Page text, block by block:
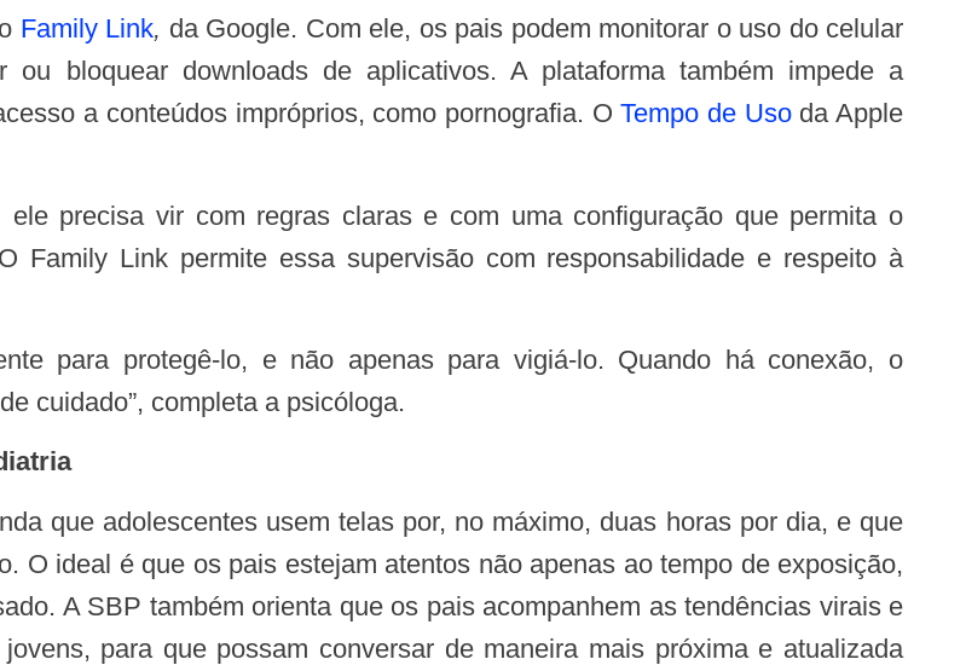
Family Link, da Google. Com ele, os pais podem monitorar o uso do celular
bloquear downloads de aplicativos. A plataforma também impede a
a conteúdos impróprios, como pornografia. OTempo de Usoda Apple
Family Link permite essa supervisão com responsabilidade e respeito à
cuidado”, completa a psicóloga.
O ideal é que os pais estejam atentos não apenas ao tempo de exposição,
A SBP também orienta que os pais acompanhem as tendências virais e
para que possam conversar de maneira mais próxima e atualizada